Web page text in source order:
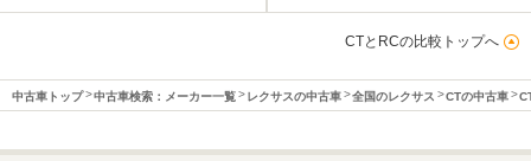
CTとRCの比較トップへ
中古車トップ 中古車検索：メーカー一覧 レクサスの中古車 全国のレクサス CTの中古車